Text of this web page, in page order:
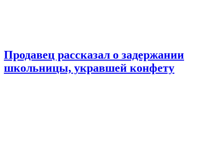
Продавец рассказал о задержании
школьницы, укравшей конфету